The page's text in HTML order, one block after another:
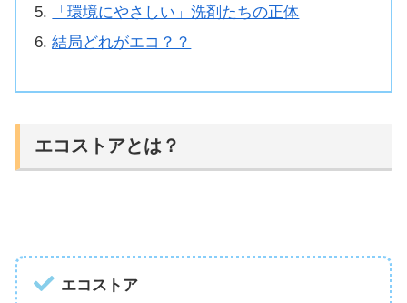
「環境にやさしい」洗剤たちの正体
結局どれがエコ？？
エコストアとは？
エコストア